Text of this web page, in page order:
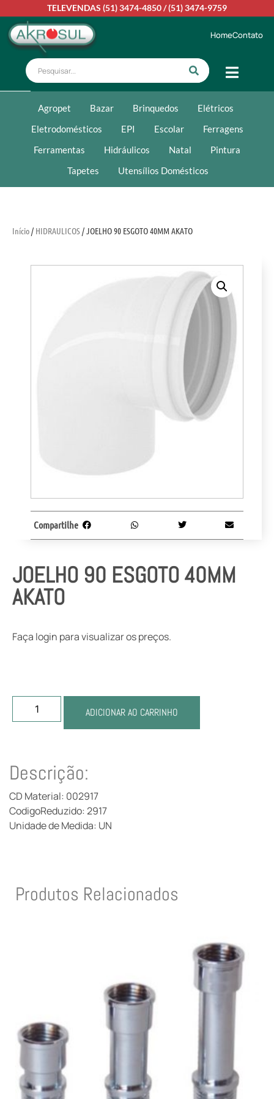
TELEVENDAS (51) 3474-4850/(51) 3474-9759
HomeContato
Agropet Bazar Brinquedos
Elétricos
Eletrodomésticos
EPI Escolar
Ferragens
Ferramentas
Hidráulicos Natal
Pintura
Tapetes
Utensílios Domésticos
Início/ HIDRAULICOS/ JOELHO 90 ESGOTO 40MM AKATO
JOELHO 90 ESGOTO 40MM
AKATO
Faça login para visualizar os preços.
ADICIONAR AO CARRINHO
Compartilhe
Descrição:
CD Material: 002917
CodigoReduzido: 2917
Unidade de Medida: UN
Produtos Relacionados